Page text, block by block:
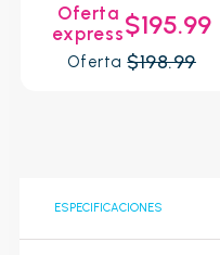
Oferta
express$195.99
Oferta$198.99
ESPECIFICACIONES